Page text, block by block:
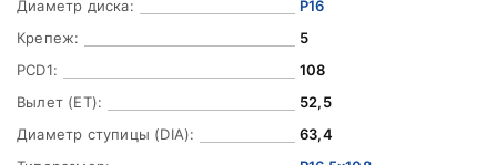
Диаметр диска:
Р16
Крепеж:
5
PCD1:
108
Вылет (ET):
52,5
Диаметр ступицы (DIA):
63,4